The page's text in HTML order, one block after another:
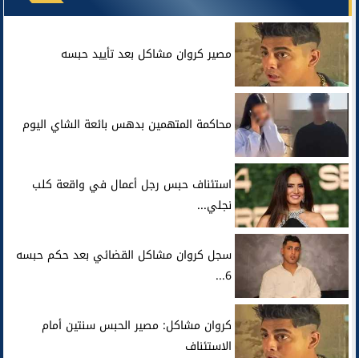
مصير كروان مشاكل بعد تأييد حبسه
محاكمة المتهمين بدهس بائعة الشاي اليوم
استئناف حبس رجل أعمال في واقعة كلب
نجلي...
سجل كروان مشاكل القضائي بعد حكم حبسه
6...
كروان مشاكل: مصير الحبس سنتين أمام
الاستئناف